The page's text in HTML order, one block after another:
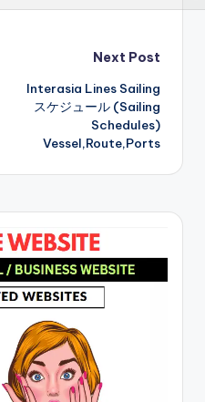
Next Post
Interasia Lines Sailing
スケジュール (Sailing
Schedules)
Vessel,Route,Ports